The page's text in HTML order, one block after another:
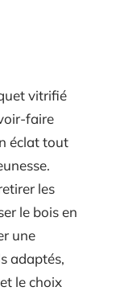
vitrifié
faire
éclat tout
les
le bois en
une
adaptés,
le choix